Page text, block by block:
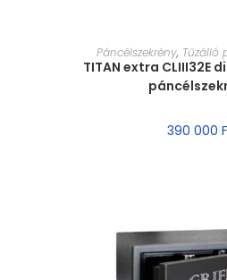
MÉRET
Páncélszekrény, Tűzálló
TITAN extra CLIII32E
390 000